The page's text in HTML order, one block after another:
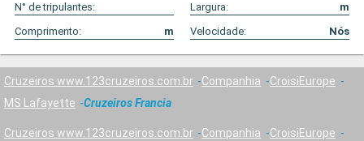
N° de tripulantes:
Largura:
m
Comprimento:
m Velocidade: Nós
Cruzeiros www.123cruzeiros.com.br Companhia
CroisiEurope
MS Lafayette
Cruzeiros Francia
Cruzeiros www.123cruzeiros.com.br Companhia
CroisiEurope